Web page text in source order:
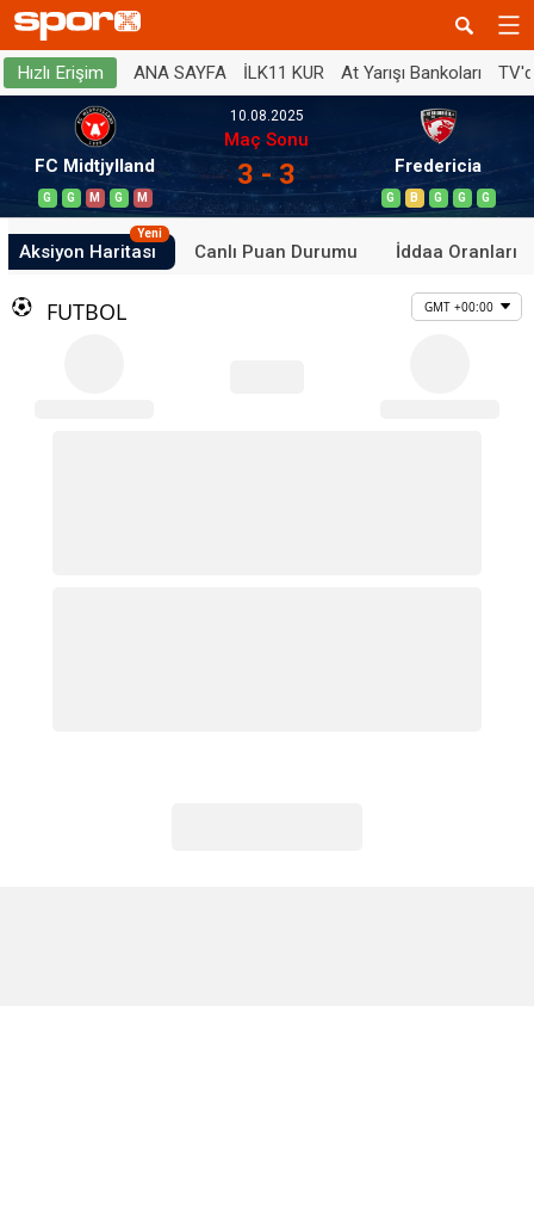
Hızlı Erişim ANA SAYFA İLK11 KUR At Yarışı Bankoları
FC Midtjylland
G G M G M
10.08.2025
Maç Sonu
3 - 3 Fredericia
G B G G G
Aksiyon Haritası
Yeni
Canlı Puan Durumu İddaa Oranları
FUTBOL GMT +00:00